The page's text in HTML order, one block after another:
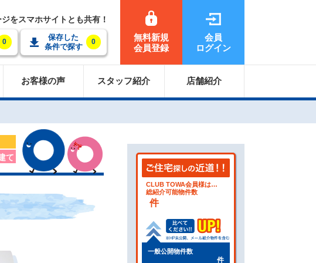
をスマホサイトとも共有！
0
保存した
条件で探す
0
無料新規
会員登録
会員
ログイン
お客様の声 スタッフ紹介 店舗紹介
て
CLUB TOWA会員様は…
総紹介可能物件数
件
一般公開物件数
件